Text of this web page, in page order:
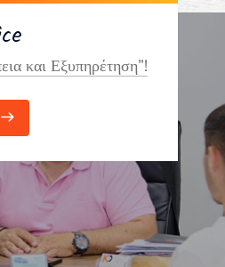
και Εξυπηρέτηση”!